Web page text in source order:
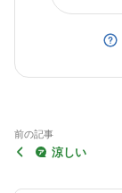
前の記事
涼しい